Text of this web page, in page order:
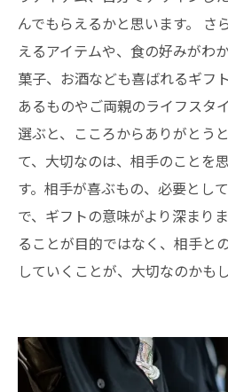
んでもらえるかと思います。 さ
えるアイテムや、食の好みがわ
菓子、お酒なども喜ばれるギフ
あるものやご両親のライフスタ
選ぶと、こころからありがとう
て、大切なのは、相手のことを
す。相手が喜ぶもの、必要とし
で、ギフトの意味がより深まり
ることが目的ではなく、相手と
していくことが、大切なのかも